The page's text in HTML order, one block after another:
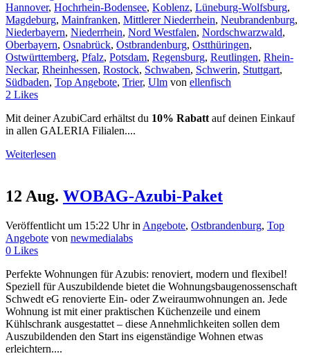
Hannover, Hochrhein-Bodensee, Koblenz, Lüneburg-Wolfsburg,
Magdeburg, Mainfranken, Mittlerer Niederrhein, Neubrandenburg,
Niederbayern, Niederrhein, Nord Westfalen, Nordschwarzwald,
Oberbayern, Osnabrück, Ostbrandenburg, Ostthüringen,
Ostwürttemberg, Pfalz, Potsdam, Regensburg, Reutlingen, Rhein-
Neckar, Rheinhessen, Rostock, Schwaben, Schwerin, Stuttgart,
Südbaden, Top Angebote, Trier, Ulm von ellenfisch
2 Likes
Mit deiner AzubiCard erhältst du 10% Rabatt auf deinen Einkauf
in allen GALERIA Filialen....
Weiterlesen
12 Aug. WOBAG-Azubi-Paket
Veröffentlicht um 15:22 Uhrin Angebote, Ostbrandenburg, Top
Angebote von newmedialabs
0 Likes
Perfekte Wohnungen für Azubis: renoviert, modern und flexibel!
Speziell für Auszubildende bietet die Wohnungsbaugenossenschaft
Schwedt eG renovierte Ein- oder Zweiraumwohnungen an. Jede
Wohnung ist mit einer praktischen Küchenzeile und einem
Kühlschrank ausgestattet – diese Annehmlichkeiten sollen dem
Auszubildenden den Start ins eigenständige Wohnen etwas
erleichtern....